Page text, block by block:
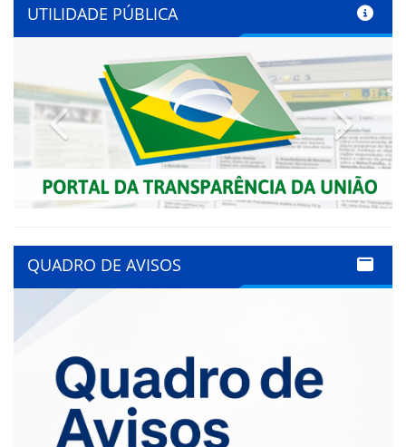
UTILIDADE PÚBLICA
Previous Next
QUADRO DE AVISOS